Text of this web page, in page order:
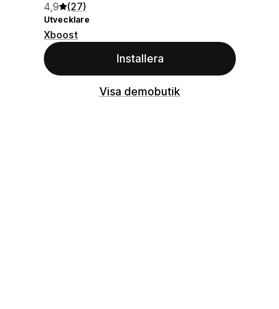
4,9 (27)
Utvecklare
Xboost
Installera
Visa demobutik